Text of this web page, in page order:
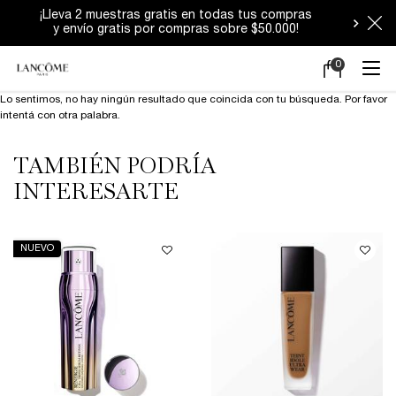
¡Lleva 2 muestras gratis en todas tus compras
y envío gratis por compras sobre $50.000!​
Mi
0
0 producto
Main content
Lo sentimos, no hay ningún resultado que coincida con tu búsqueda. Por favor
intentá con otra palabra.
TAMBIÉN PODRÍA
INTERESARTE
NUEVO